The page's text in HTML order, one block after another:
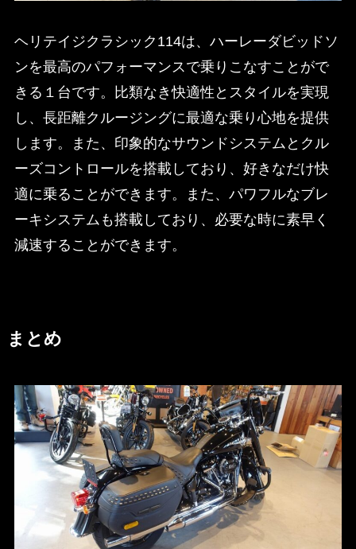
ヘリテイジクラシック114は、ハーレーダビッドソ
ンを最高のパフォーマンスで乗りこなすことがで
きる１台です。比類なき快適性とスタイルを実現
し、長距離クルージングに最適な乗り心地を提供
します。また、印象的なサウンドシステムとクル
ーズコントロールを搭載しており、好きなだけ快
適に乗ることができます。また、パワフルなブレ
ーキシステムも搭載しており、必要な時に素早く
減速することができます。
まとめ